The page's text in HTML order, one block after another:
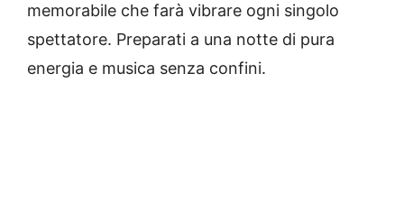
memorabile che farà vibrare ogni singolo
spettatore. Preparati a una notte di pura
energia e musica senza confini.